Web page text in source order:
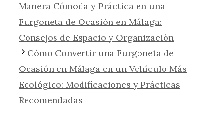
Manera Cómoda y Práctica en una
Furgoneta de Ocasión en Málaga:
Consejos de Espacio y Organización
Cómo Convertir una Furgoneta de
Ocasión en Málaga en un Vehículo Más
Ecológico: Modificaciones y Prácticas
Recomendadas